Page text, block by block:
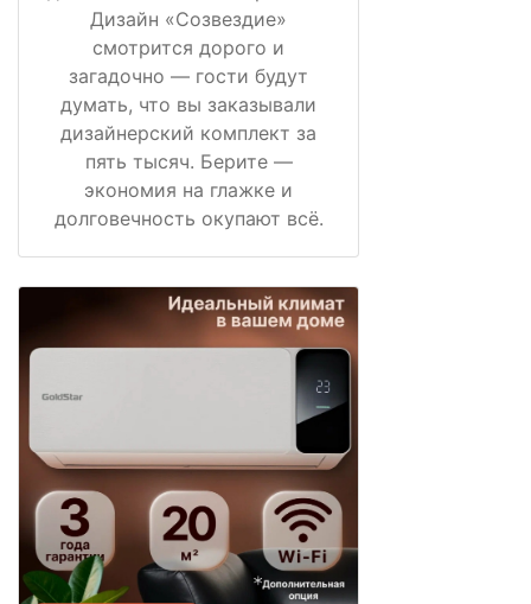
Дизайн «Созвездие»
смотрится дорого и
загадочно — гости будут
думать, что вы заказывали
дизайнерский комплект за
пять тысяч. Берите —
экономия на глажке и
долговечность окупают всё.